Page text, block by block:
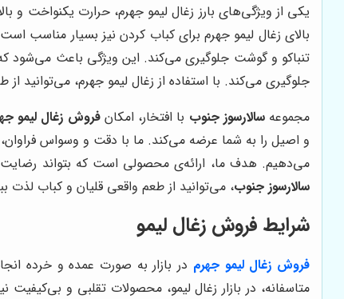
یکی از ویژگی‌های بارز زغال لیمو جهرم، حرارت یکنواخت
بالای زغال لیمو جهرم برای کباب کردن نیز بسیار مناسب
تنباکو و گوشت جلوگیری می‌کند. این ویژگی باعث می‌شود که
جلوگیری می‌کند. با استفاده از زغال لیمو جهرم، می‌توانید
مجموعهسالارسوز جنوب با افتخار، امکانفروش زغال لیمو
و اصیل را به شما عرضه می‌کند. ما با دقت و وسواس فراوان،
می‌دهیم. هدف ما، ارائه‌ی محصولی است که بتواند رضایت
سالارسوز جنوب، می‌توانید از طعم واقعی قلیان و کباب لذت
شرایط فروش زغال لیمو
فروش زغال لیمو جهرم در بازار به صورت عمده و خرده
متاسفانه، در بازار زغال لیمو، محصولات تقلبی و